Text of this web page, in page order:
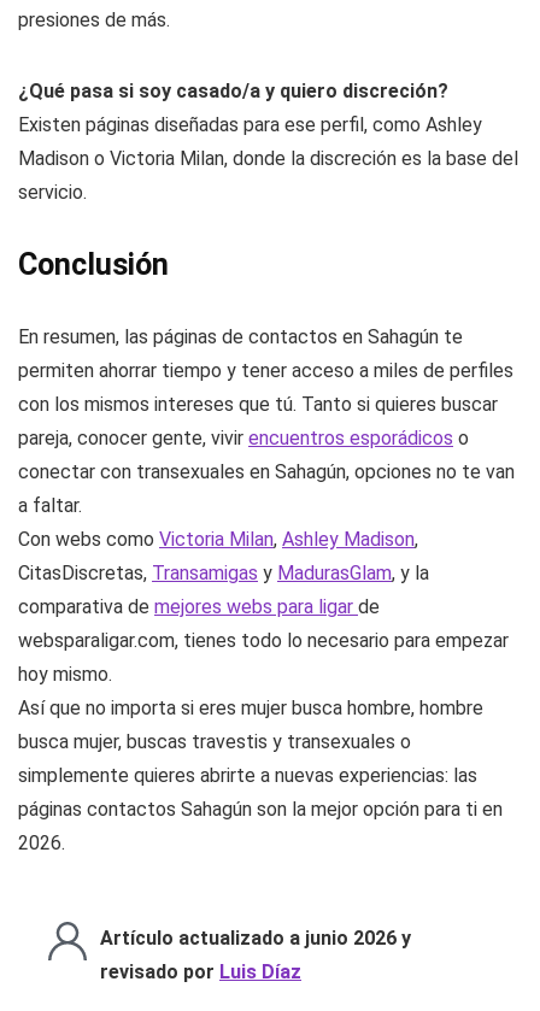
¿Puedo simplemente conocer gente sin más?
conocer gente o tener una amistad en Sahagún, sin
presiones de más.
¿Qué pasa si soy casado/a y quiero discreción?
Madison o Victoria Milan, donde la discreción es la base del
Conclusión
En resumen, las páginas de contactos en Sahagún te
permiten ahorrar tiempo y tener acceso a miles de perfiles
con los mismos intereses que tú. Tanto si quieres buscar
pareja, conocer gente, vivirencuentros esporádicos
conectar con transexuales en Sahagún, opciones no te van
a faltar.
Con webs comoVictoria Milan, Ashley Madison,
CitasDiscretas,
comparativa demejores webs para ligarde
websparaligar.com, tienes todo lo necesario para empezar
hoy mismo.
Así que no importa si eres mujer busca hombre, hombre
busca mujer, buscas travestis y transexuales o
páginas contactos Sahagún son la mejor opción para ti en
2026.